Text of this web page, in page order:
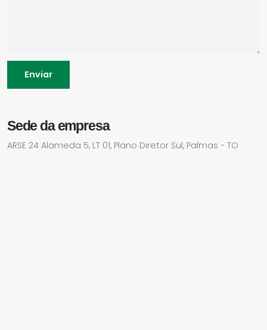
Enviar
Sede da empresa
ARSE 24 Alameda 5, LT 01, Plano Diretor Sul, Palmas - TO